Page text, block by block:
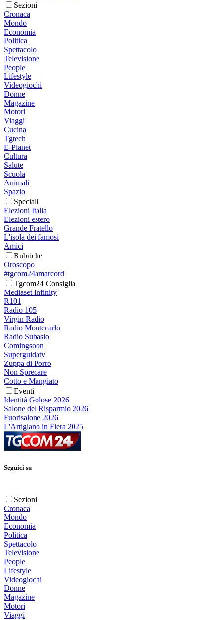
Sezioni
Cronaca
Mondo
Economia
Politica
Spettacolo
Televisione
People
Lifestyle
Videogiochi
Donne
Magazine
Motori
Viaggi
Cucina
Tgtech
E-Planet
Cultura
Salute
Scuola
Animali
Spazio
Speciali
Elezioni Italia
Elezioni estero
Grande Fratello
L'isola dei famosi
Amici
Rubriche
Oroscopo
#tgcom24amarcord
Tgcom24 Consiglia
Mediaset Infinity
R101
Radio 105
Virgin Radio
Radio Montecarlo
Radio Subasio
Comingsoon
Superguidatv
Zuppa di Porro
Non Sprecare
Cotto e Mangiato
Eventi
Identità Golose 2026
Salone del Risparmio 2026
Fuorisalone 2026
L'Artigiano in Fiera 2025
Seguici su
Sezioni
Cronaca
Mondo
Economia
Politica
Spettacolo
Televisione
People
Lifestyle
Videogiochi
Donne
Magazine
Motori
Viaggi